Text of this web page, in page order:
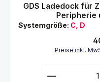
Durchschnittliche
GDS Ladedock für
Peripherie
Systemgröße: C, D
Preise inkl.
Produkt